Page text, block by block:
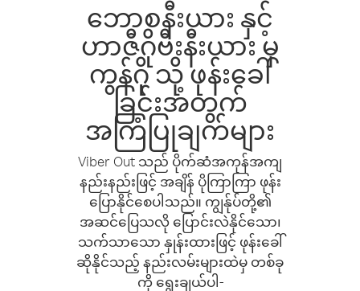
ဘောစနီးယား နှင့်
ဟာဇီဂိုဗီးနီးယား မှ
ကွန်ဂို သို့ ဖုန်းခေါ်
ခြင်းအတွက်
အကြံပြုချက်များ
Viber Out သည် ပိုက်ဆံအကုန်အကျ
နည်းနည်းဖြင့် အချိန် ပိုကြာကြာ ဖုန်း
ပြောနိုင်စေပါသည်။ ကျွန်ုပ်တို့၏
အဆင်ပြေသလို ပြောင်းလဲနိုင်သော၊
သက်သာသော နှုန်းထားဖြင့် ဖုန်းခေါ်
ဆိုနိုင်သည့် နည်းလမ်းများထဲမှ တစ်ခု
ကို ရွေးချယ်ပါ-